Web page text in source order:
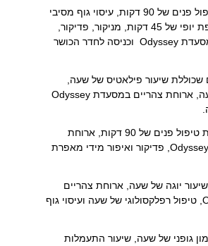
חבילה שכוללת טיפול פנים של 90 דקות, עיסוי גוף מסיבי
של 45 דקות, עטיפת יופי של 45 דקות, מניקור, פדיקור,
ארוחת צהריים במסעדת Odyssey וכניסה לחדר הכושר
שכוללת שיעור פילאטיס של שעה,
טיפול פנים של שעה, ארוחת צהריים במסעדת Odyssey
חבילת יופי שכוללת טיפול פנים של 90 דקות, ארוחת
צהריים במסעדת Odyssey, פדיקור ואיפור מידי מאפרת
יוגה של שעה, ארוחת צהריים
במסעדת Odyssey, טיפול רפלקסולוגי של שעה ועיסוי גוף
גופני של שעה, שיעור התעמלות